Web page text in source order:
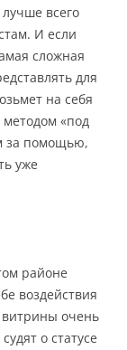
всего
И если
сложная
для
на себя
«под
за помощью,
уже
районе
воздействия
очень
о статусе